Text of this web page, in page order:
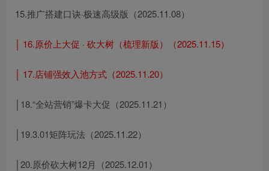
15.推广搭建口诀·极速高级版（2025.11.08）
│ 16.原价上大促 · 砍大树（梳理新版）（2025.11.15）
│ 17.店铺强效入池方式（2025.11.20）
│18.“全站营销”爆卡大促（2025.11.21）
│19.3.01矩阵玩法（2025.11.22）
│20.原价砍大树12月（2025.12.01）